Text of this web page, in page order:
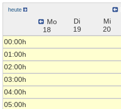
heute
Mo
18
Di
19
Mi
20
00:00h
01:00h
02:00h
03:00h
04:00h
05:00h